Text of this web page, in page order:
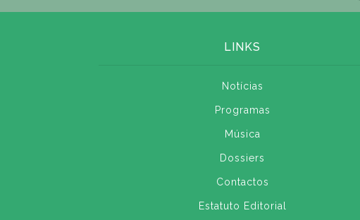
LINKS
Notícias
Programas
Música
Dossiers
Contactos
Estatuto Editorial